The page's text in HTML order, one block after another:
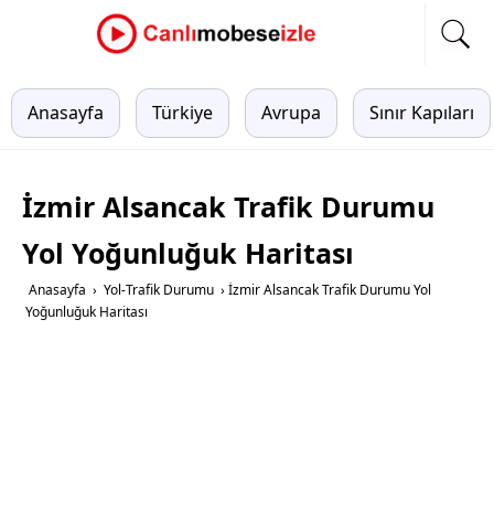
Anasayfa Türkiye Avrupa Sınır Kapıları
İzmir Alsancak Trafik Durumu
Yol Yoğunluğuk Haritası
Anasayfa › Yol-Trafik Durumu › İzmir Alsancak Trafik Durumu Yol
Yoğunluğuk Haritası